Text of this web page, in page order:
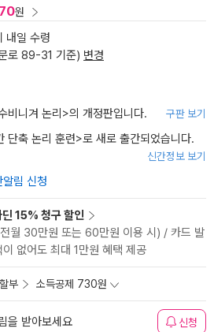
원
내일 수령
로 89-31 기준) 변경
비니겨 논리 >의 개정판입니다. 구판 보기
단축 논리 훈련>로 새로 출간되었습니다.
신간정보 보기
림 신청
15% 청구 할인
월 30만원 또는 60만원 이용 시) / 카드 발
없어도 최대 1만원 혜택 제공
부 소득공제 730원
을 받아보세요 신청